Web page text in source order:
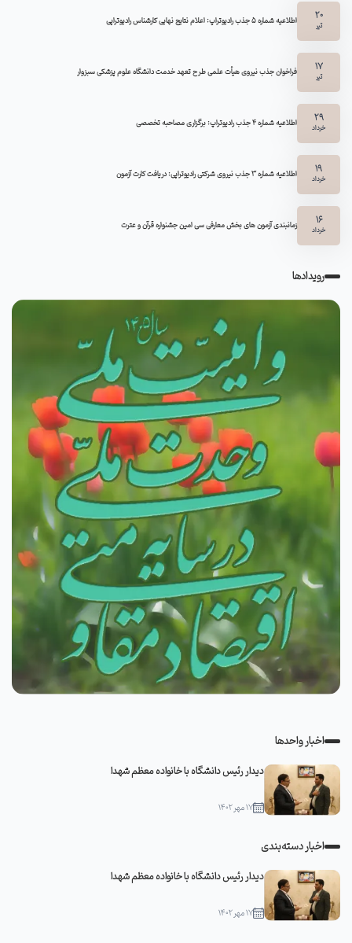
20
تیر اطلاعیه شماره 5 جذب رادیوتراپ: اعلام نتایج نهایی کارشناس رادیوتراپی
17
تیر فراخوان جذب نیروی هیأت علمی طرح تعهد خدمت دانشگاه علوم پزشکی سبزوار
29
خرداد اطلاعیه شماره ۴ جذب رادیوتراپ: برگزاری مصاحبه تخصصی
19
خرداد اطلاعیه شماره 3 جذب نیروی شرکتی رادیوتراپی: دریافت کارت آزمون
16
خرداد زمانبندی آزمون های بخش معارفی سی امین جشنواره قرآن و عترت
رویدادها
اخبار واحدها
دیدار رئیس دانشگاه با خانواده معظم شهدا
۱۷ مهر ۱۴۰۲
اخبار دسته‌بندی
دیدار رئیس دانشگاه با خانواده معظم شهدا
۱۷ مهر ۱۴۰۲